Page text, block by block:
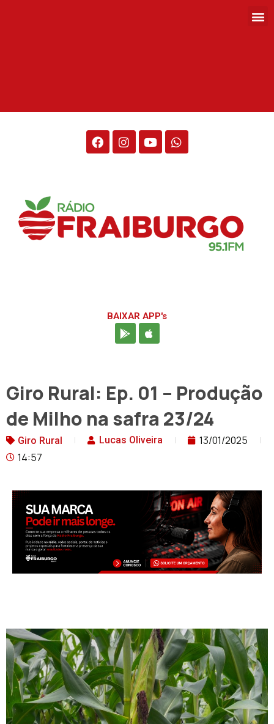
BAIXAR APP's
Giro Rural: Ep. 01 – Produção
de Milho na safra 23/24
Giro Rural Lucas Oliveira
13/01/2025
14:57